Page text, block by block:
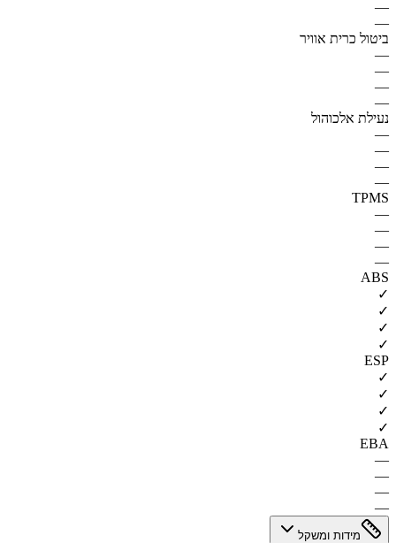
—
—
ביטול כרית אוויר
—
—
—
—
נעילת אלכוהול
—
—
—
—
TPMS
—
—
—
—
ABS
✓
✓
✓
✓
ESP
✓
✓
✓
✓
EBA
—
—
—
—
מידות ומשקל